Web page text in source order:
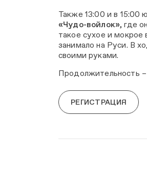
Также 13:00 и в 15:00
«Чудо-войлок», где
такое сухое и мокрое
занимало на Руси. В
своими руками.
Продолжительность –
РЕГИСТРАЦИЯ